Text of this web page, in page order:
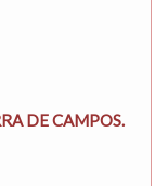
DE CAMPOS.